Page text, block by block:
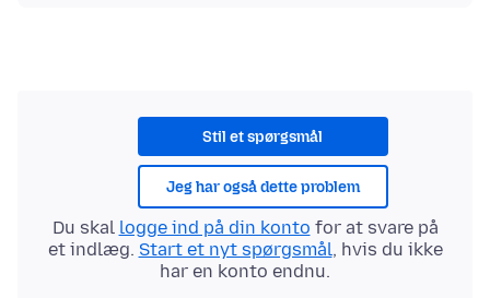
Stil et spørgsmål
Jeg har også dette problem
Du skal logge ind på din konto for at svare på
et indlæg. Start et nyt spørgsmål, hvis du ikke
har en konto endnu.